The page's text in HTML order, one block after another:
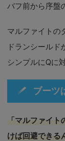
バフ前から序盤
マルファイトの
ドランシールド
シンプルにQに
ブーツ
「マルファイト
けば回避できる